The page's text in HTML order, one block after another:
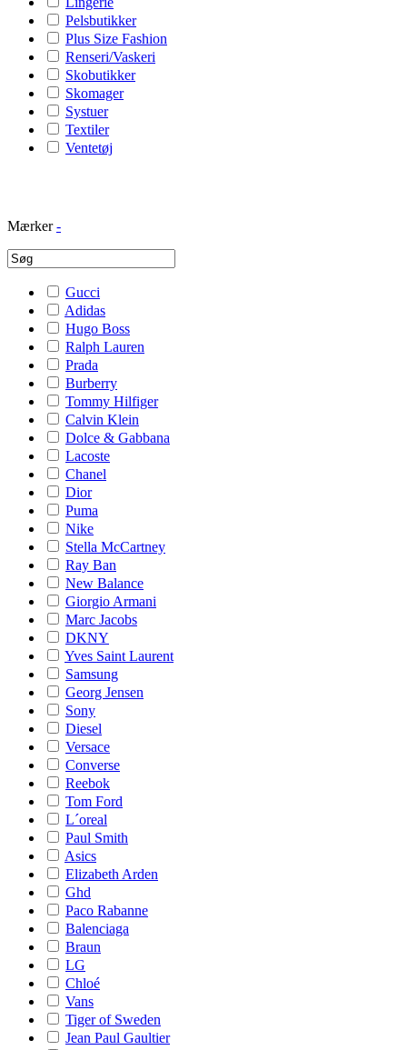
Pelsbutikker
Plus Size Fashion
Renseri/Vaskeri
Skobutikker
Skomager
Systuer
Textiler
Ventetøj
Mærker -
Gucci
Adidas
Hugo Boss
Ralph Lauren
Prada
Burberry
Tommy Hilfiger
Calvin Klein
Dolce & Gabbana
Lacoste
Chanel
Dior
Puma
Nike
Stella McCartney
Ray Ban
New Balance
Giorgio Armani
Marc Jacobs
DKNY
Yves Saint Laurent
Samsung
Georg Jensen
Sony
Diesel
Versace
Converse
Reebok
Tom Ford
L´oreal
Paul Smith
Asics
Elizabeth Arden
Ghd
Paco Rabanne
Balenciaga
Braun
LG
Chloé
Vans
Tiger of Sweden
Jean Paul Gaultier